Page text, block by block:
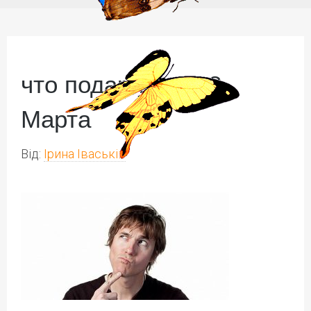
что подарить на 8
Марта
Від: Ірина Іваськів